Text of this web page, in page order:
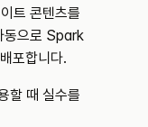
트 콘텐츠를
동으로 Spark
포합니다.
할 때 실수를